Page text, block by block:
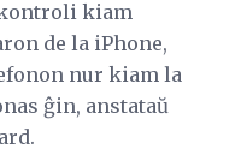
kiam
de la iPhone,
nur kiam la
ĝin, anstataŭ